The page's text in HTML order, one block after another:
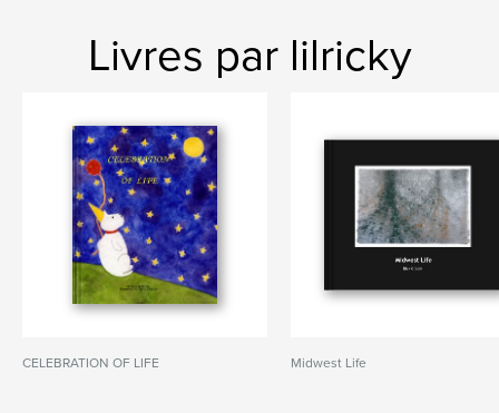
Livres par lilricky
CELEBRATION OF LIFE Midwest Life